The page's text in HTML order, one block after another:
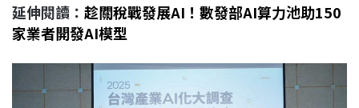
延伸閱讀： 趁關稅戰發展AI！數發部AI算力池助150
家業者開發AI模型